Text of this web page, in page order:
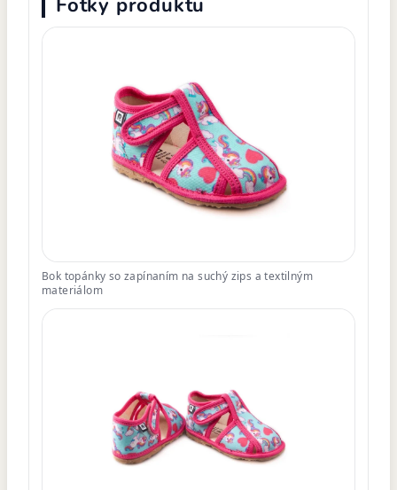
Bok topánky so zapínaním na suchý zips a textilným
materiálom